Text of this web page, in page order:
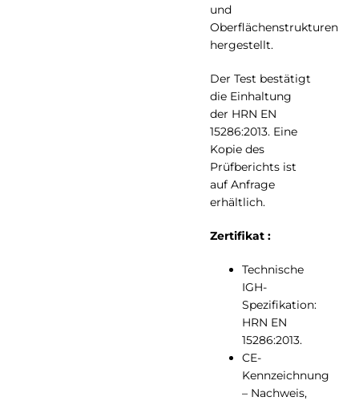
und
Oberflächenstrukturen
hergestellt.
Der Test bestätigt
die Einhaltung
der HRN EN
15286:2013. Eine
Kopie des
Prüfberichts ist
auf Anfrage
erhältlich.
Zertifikat :
Technische
IGH-
Spezifikation:
HRN EN
15286:2013.
CE-
Kennzeichnung
– Nachweis,